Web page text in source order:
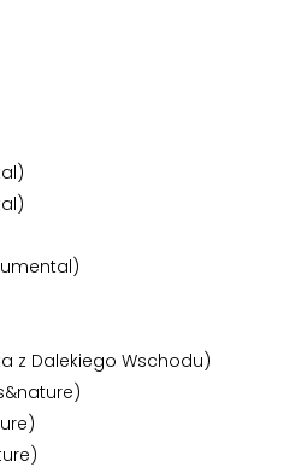
z Dalekiego Wschodu)